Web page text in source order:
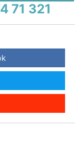
71 321